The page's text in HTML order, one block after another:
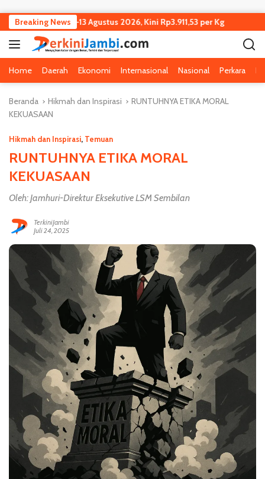
Breaking News
Tipis 7–13 Agustus 2026, Kini Rp3.911,53 per Kg
Home Daerah Ekonomi Internasional Nasional Perkara
Beranda Hikmah dan Inspirasi
RUNTUHNYA ETIKA MORAL
KEKUASAAN
Hikmah dan Inspirasi, Temuan
RUNTUHNYA ETIKA MORAL
KEKUASAAN
Oleh: Jamhuri-Direktur Eksekutive LSM Sembilan
TerkiniJambi
Juli 24, 2025